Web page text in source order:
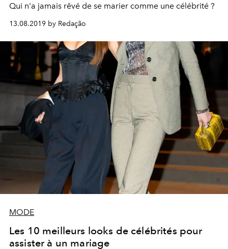
Qui n'a jamais rêvé de se marier comme une célébrité ?
13.08.2019 by Redação
MODE
Les 10 meilleurs looks de célébrités pour
assister à un mariage